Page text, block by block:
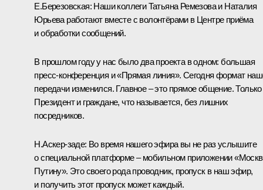
Е.Березовская: Наши коллеги Татьяна Ремезова и Наталия
Юрьева работают вместе с волонтёрами в Центре приёма
и обработки сообщений.
В прошлом году у нас было два проекта в одном: большая
пресс-конференция и «Прямая линия». Сегодня формат
передачи изменился. Главное – это прямое общение. Только
Президент и граждане, что называется, без лишних
посредников.
Н.Аскер-заде: Во время нашего эфира вы не раз услышите
о специальной платформе – мобильном приложении
Путину». Это своего рода проводник, пропуск в наш эфир,
и получить этот пропуск может каждый.